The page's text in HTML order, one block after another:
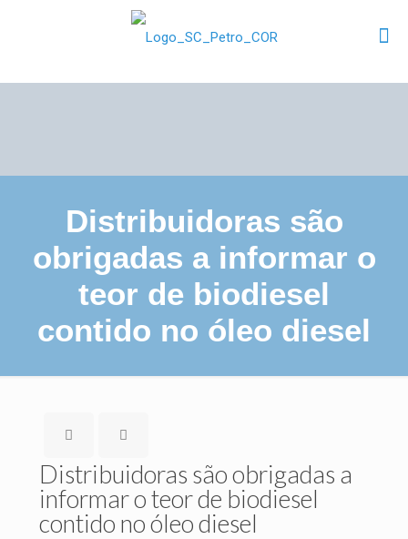
Distribuidoras são
obrigadas a informar o
teor de biodiesel
contido no óleo diesel
Distribuidoras são obrigadas a
informar o teor de biodiesel
contido no óleo diesel